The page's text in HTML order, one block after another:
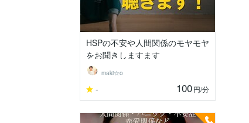
HSPの不安や人間関係のモヤモヤ
をお聞きしますます
maki☆o
- 100円/分